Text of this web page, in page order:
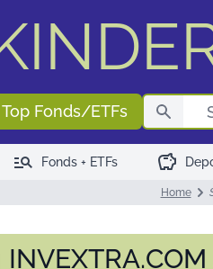
Top Fonds/ETFs
manage_search Fonds + ETFs savings
Home